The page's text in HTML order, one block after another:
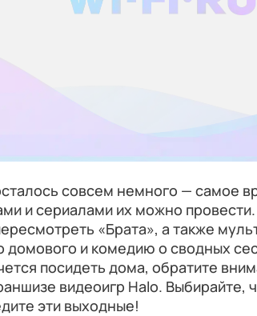
совсем немного — самое
и сериалами их можно
«Брата», а также
домового и комедию о сводных
посидеть дома, обратите
видеоигр Halo. Выбирайте,
эти выходные!